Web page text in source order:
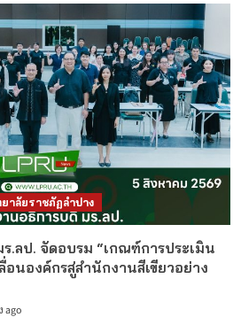
าลัยราชภัฏลำปาง
.ลป. จัดอบรม “เกณฑ์การประเมิน
อนองค์กรสู่สำนักงานสีเขียวอย่าง
ago